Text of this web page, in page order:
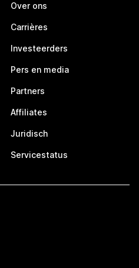
Over ons
Carrières
Investeerders
Pers en media
Partners
Affiliates
Juridisch
Servicestatus